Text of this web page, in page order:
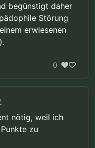
begünstigt daher
Störung
erwiesenen
0
nötig, weil ich
zu